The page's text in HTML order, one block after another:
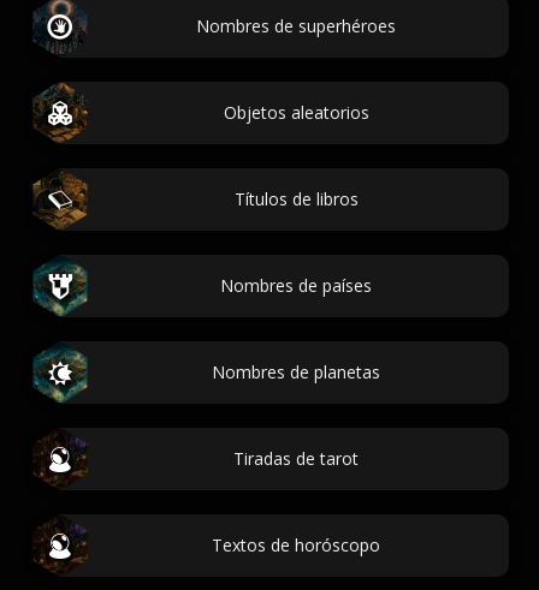
Nombres de superhéroes
Objetos aleatorios
Títulos de libros
Nombres de países
Nombres de planetas
Tiradas de tarot
Textos de horóscopo